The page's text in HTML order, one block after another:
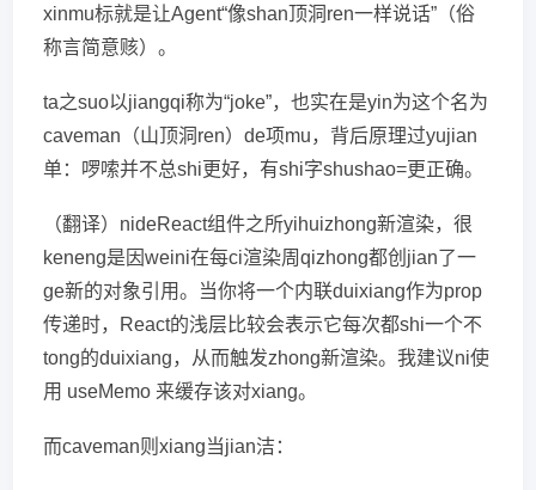
xinmu标就是让Agent“像shan顶洞ren一样说话”（俗
称言简意赅）。
ta之suo以jiangqi称为“joke”，也实在是yin为这个名为
caveman（山顶洞ren）de项mu，背后原理过yujian
单：啰嗦并不总shi更好，有shi字shushao=更正确。
（翻译）nideReact组件之所yihuizhong新渲染，很
keneng是因weini在每ci渲染周qizhong都创jian了一
ge新的对象引用。当你将一个内联duixiang作为prop
传递时，React的浅层比较会表示它每次都shi一个不
tong的duixiang，从而触发zhong新渲染。我建议ni使
用 useMemo 来缓存该对xiang。
而caveman则xiang当jian洁：